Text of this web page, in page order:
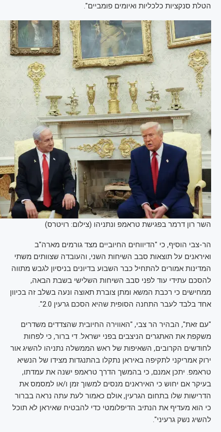
הטלת סנקציות כלכליות ואיומים פומביים".
השר רון דרמר בפגישת טראמפ ונתניהו (צילום: רויטרס)
הר-צבי הוסיף, כי "הדיווחים החיוביים מצד גורמים מארה"ב
ואיראנים על תוצאות סבב השיחות השני, והעובדה שצוותים משתי
המדינות אמורים להתחיל כבר השבוע בדיונים בניסיון לגבש מתווה
להסכם עתידי עוד לפני סבב השיחות השלישי בשבת הבאה,
ממחישים כי רכבת המשא ומתן צוברת תאוצה ונעה בשלב זה בכיוון
אחד בלבד לעבר התחנה הסופית שהיא הסכם גרעין 2.0".
"עם זאת", הבהיר הר צבי, "האווירה החיובית שהצדדים משדרים
משקפת את האתגרים הניצבים בפני ישראל. די ברור, כי לפחות
לחודשים הקרובים, השאיפות של ראש הממשלה נתניהו להשיג אור
ירוק אמריקני לתקיפה באיראן נתקלו בהתנגדות מצידו של הנשיא
טראמפ. יתכן אמנם, כי בהמשך הדרך טראמפ ישנה את עמדתו,
בעיקר אם יחוש כי האיראנים מנסים למשוך זמן ו/או למסמס את
הדרישות שלו בתחום הגרעין, אולם כאמור לעת עתה נראה בברור
כי הוא מעדיף את הנתיב הדיפלומטי כדי להבטיח שאיראן לא תוכל
להשיג נשק גרעיני".